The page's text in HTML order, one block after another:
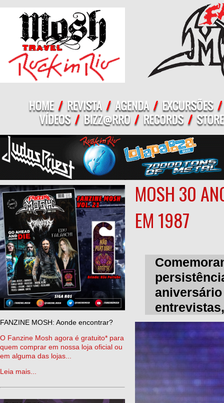
FANZINE MOSH: Aonde encontrar?
O Fanzine Mosh agora é gratuito* para
quem comprar em nossa loja oficial ou
em alguma das lojas...
Leia mais...
MOSH 30
EM 1987